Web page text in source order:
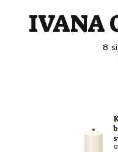
IVANA
8